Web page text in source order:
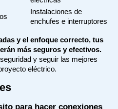
Instalaciones de
enchufes e interruptores
y el enfoque correcto, tus
más seguros y efectivos.
y seguir las mejores
eléctrico.
para hacer conexiones